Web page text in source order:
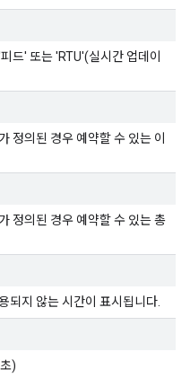
드' 또는 'RTU'(실시간 업데이
정의된 경우 예약할 수 있는 이
정의된 경우 예약할 수 있는 총
되지 않는 시간이 표시됩니다.
)